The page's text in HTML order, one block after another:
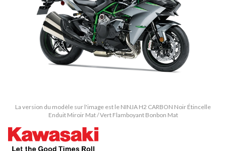
La version du modèle sur l'image est le NINJA H2 CARBON Noir Étincelle
Enduit Miroir Mat / Vert Flamboyant Bonbon Mat